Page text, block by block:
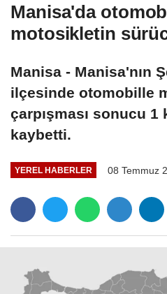
Manisa'da
motosikletin
Manisa - Manisa'nın
ilçesinde otomobille
çarpışması sonucu 1
kaybetti.
YEREL HABERLER 08 Temmuz